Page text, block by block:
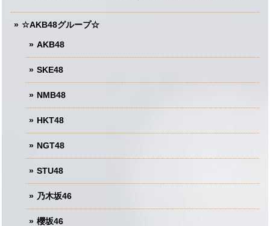
☆AKB48グループ☆
AKB48
SKE48
NMB48
HKT48
NGT48
STU48
乃木坂46
櫻坂46